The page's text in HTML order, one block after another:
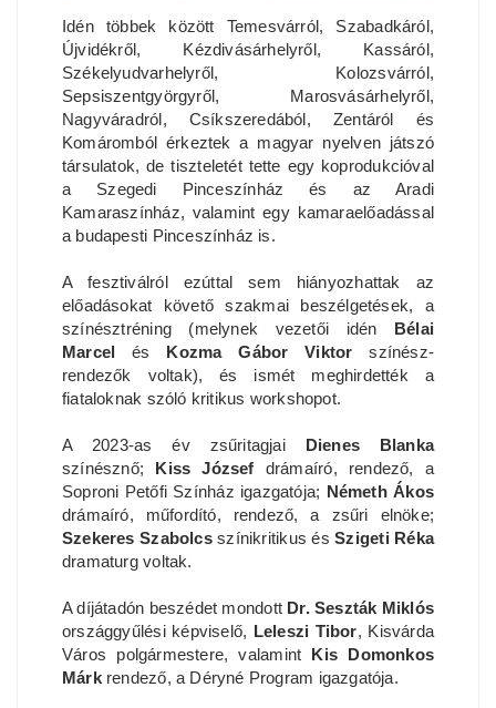
Idén többek között Temesvárról, Szabadkáról,
Újvidékről, Kézdivásárhelyről, Kassáról,
Székelyudvarhelyről, Kolozsvárról,
Sepsiszentgyörgyről, Marosvásárhelyről,
Nagyváradról, Csíkszeredából, Zentáról és
Komáromból érkeztek a magyar nyelven játszó
társulatok, de tiszteletét tette egy koprodukcióval
a Szegedi Pinceszínház és az Aradi
Kamaraszínház, valamint egy kamaraelőadással
a budapesti Pinceszínház is.
A fesztiválról ezúttal sem hiányozhattak az
előadásokat követő szakmai beszélgetések, a
színésztréning (melynek vezetői idén Bélai
Marcel és Kozma Gábor Viktor színész-
rendezők voltak), és ismét meghirdették a
fiataloknak szóló kritikus workshopot.
A 2023-as év zsűritagjai Dienes Blanka
színésznő; Kiss József drámaíró, rendező, a
Soproni Petőfi Színház igazgatója; Németh Ákos
drámaíró, műfordító, rendező, a zsűri elnöke;
Szekeres Szabolcsszínikritikus ésSzigeti Réka
dramaturg voltak.
A díjátadón beszédet mondott Dr. Seszták Miklós
országgyűlési képviselő, Leleszi Tibor, Kisvárda
Város polgármestere, valamint Kis Domonkos
Márkrendező, a Déryné Program igazgatója.